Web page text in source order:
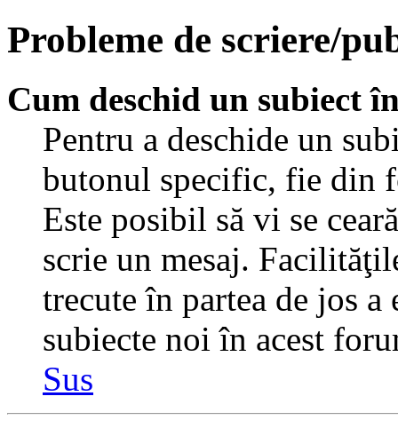
Probleme de scriere/
Cum deschid un subiect
Pentru a deschide un
butonul specific, fie din
Este posibil să vi se
scrie un mesaj.
trecute în partea de jos
subiecte noi în acest
Sus